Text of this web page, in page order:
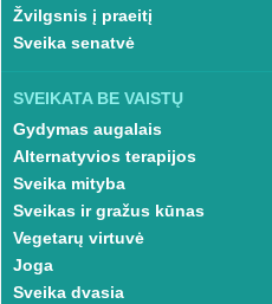
Žvilgsnis į praeitį
Sveika senatvė
SVEIKATA BE VAISTŲ
Gydymas augalais
Alternatyvios terapijos
Sveika mityba
Sveikas ir gražus kūnas
Vegetarų virtuvė
Joga
Sveika dvasia